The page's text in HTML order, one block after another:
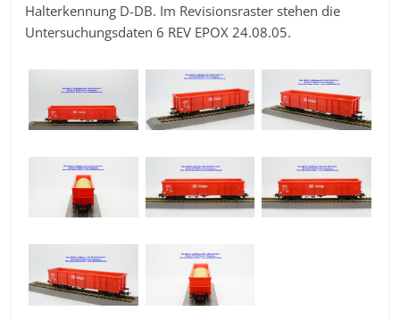
Halterkennung D-DB. Im Revisionsraster stehen die
Untersuchungsdaten 6 REV EPOX 24.08.05.